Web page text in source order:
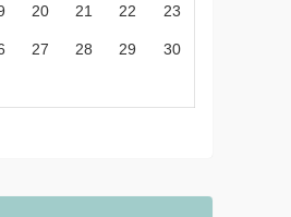
20 21 22 23
27 28 29 30